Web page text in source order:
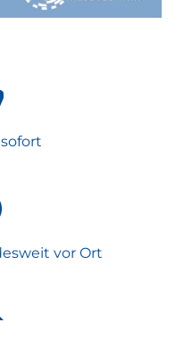
vor Ort